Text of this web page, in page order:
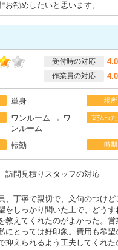
お勧めしたいと思います。
ポ
受付時の対応 4.0
作業員の対応 4.0
単身 場所
ワンルーム → ワ
ンルーム
支払っ
転勤 時期
訪問見積りスタッフの対応
、丁寧で親切で、文句のつけど
をしっかり聞いた上で、どう
教えてくれたのがよかった。
にとっては好印象。費用も希
抑えられるよう工夫してくれた